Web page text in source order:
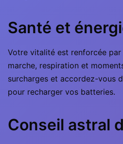
Santé et
Votre vitalité est renforcée par
marche, respiration et
surcharges et accordez-vous
pour recharger vos batteries.
Conseil astral